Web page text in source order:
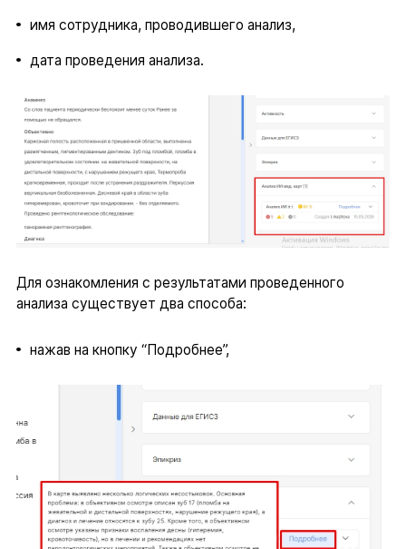
имя сотрудника, проводившего анализ,
дата проведения анализа.
Для ознакомления с результатами проведенного
анализа существует два способа:
нажав на кнопку “Подробнее”,